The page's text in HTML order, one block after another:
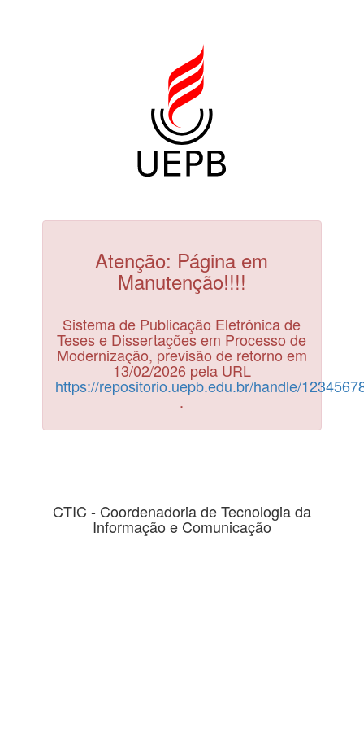
Atenção: Página em
Manutenção!!!!
Sistema de Publicação Eletrônica de
Teses e Dissertações em Processo de
Modernização, previsão de retorno em
13/02/2026 pela URL
https://repositorio.uepb.edu.br/handle/
.
CTIC - Coordenadoria de Tecnologia da
Informação e Comunicação